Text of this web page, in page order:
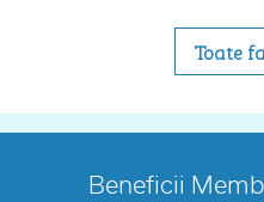
Toate
Beneficii